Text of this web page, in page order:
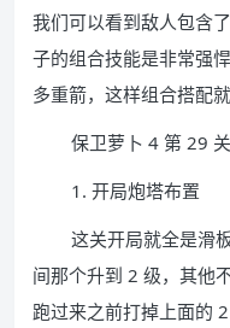
我们可以看到敌人包含
子的组合技能是非常强
多重箭，这样组合搭配
保卫萝卜 4 第 29 关
1. 开局炮塔布置
这关开局就全是滑
间那个升到 2 级，其他
跑过来之前打掉上面的